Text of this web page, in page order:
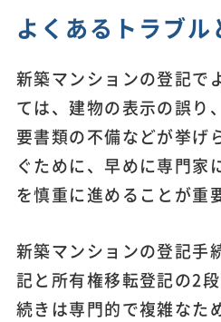
よくあるトラブル
新築マンションの登記で
ては、建物の表示の誤り
要書類の不備などが挙げ
ぐために、早めに専門家
を慎重に進めることが重
新築マンションの登記手
記と所有権移転登記の2
続きは専門的で複雑なた